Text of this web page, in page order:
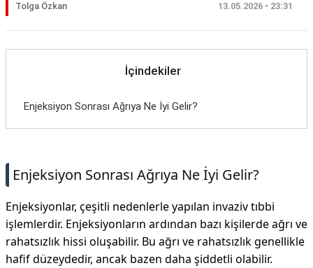
Tolga Özkan 13.05.2026 • 23:31
İçindekiler
Enjeksiyon Sonrası Ağrıya Ne İyi Gelir?
Enjeksiyon Sonrası Ağrıya Ne İyi Gelir?
Enjeksiyonlar, çeşitli nedenlerle yapılan invaziv tıbbi
işlemlerdir. Enjeksiyonların ardından bazı kişilerde ağrı ve
rahatsızlık hissi oluşabilir. Bu ağrı ve rahatsızlık genellikle
hafif düzeydedir, ancak bazen daha şiddetli olabilir.